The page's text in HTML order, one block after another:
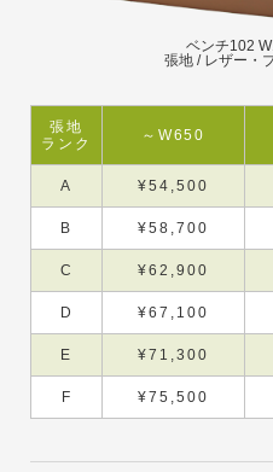
ベンチ102
張地 / レザー・
張地
ランク
～W650
A ¥54,500
B ¥58,700
C ¥62,900
D ¥67,100
E ¥71,300
F ¥75,500